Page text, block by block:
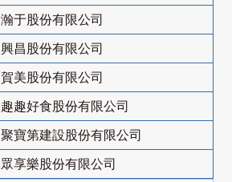
瀚于股份有限公司
興昌股份有限公司
賀美股份有限公司
趣趣好食股份有限公司
聚寶第建設股份有限公司
眾享樂股份有限公司